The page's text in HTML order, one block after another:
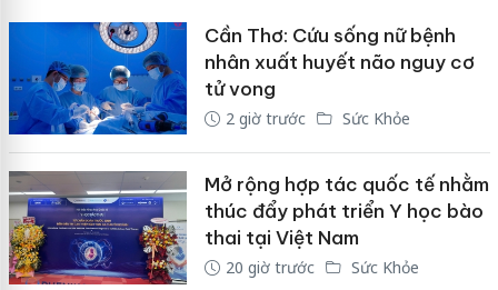
Cần Thơ: Cứu sống nữ bệnh
nhân xuất huyết não nguy cơ
tử vong
2 giờ trước Sức Khỏe
Mở rộng hợp tác quốc tế nhằm
thúc đẩy phát triển Y học bào
thai tại Việt Nam
20 giờ trước Sức Khỏe